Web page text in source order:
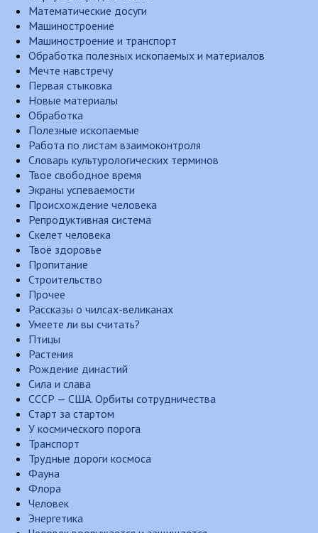
Математические досуги
Машиностроение
Машиностроение и транспорт
Обработка полезных ископаемых и материалов
Мечте навстречу
Первая стыковка
Новые материалы
Обработка
Полезные ископаемые
Работа по листам взаимоконтроля
Словарь культурологических терминов
Твое свободное время
Экраны успеваемости
Происхождение человека
Репродуктивная система
Скелет человека
Твоё здоровье
Пропитание
Строительство
Прочее
Рассказы о чилсах-великанах
Умеете ли вы считать?
Птицы
Растения
Рождение династий
Сила и слава
СССР — США. Орбиты сотрудничества
Старт за стартом
У космического порога
Транспорт
Трудные дороги космоса
Фауна
Флора
Человек
Энергетика